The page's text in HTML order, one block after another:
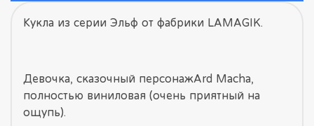
Кукла из серии Эльф от фабрики LAMAGIK.
Девочка, сказочный персонажArd Macha,
полностью виниловая (очень приятный на
ощупь).